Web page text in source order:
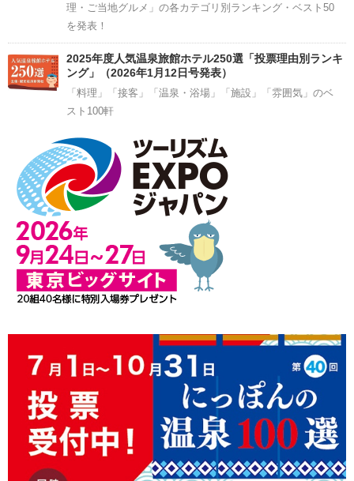
理・ご当地グルメ」の各カテゴリ別ランキング・ベスト50
を発表！
2025年度人気温泉旅館ホテル250選「投票理由別ランキ
ング」（2026年1月12日号発表）
「料理」「接客」「温泉・浴場」「施設」「雰囲気」のベ
スト100軒